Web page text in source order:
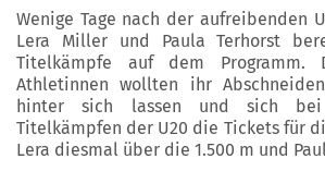
Wenige Tage nach der aufreibenden
Lera Miller und Paula Terhorst
Titelkämpfe auf dem Programm.
Athletinnen wollten ihr
hinter sich lassen und sich bei
Titelkämpfen der U20 die Tickets für
Lera diesmal über die 1.500 m und